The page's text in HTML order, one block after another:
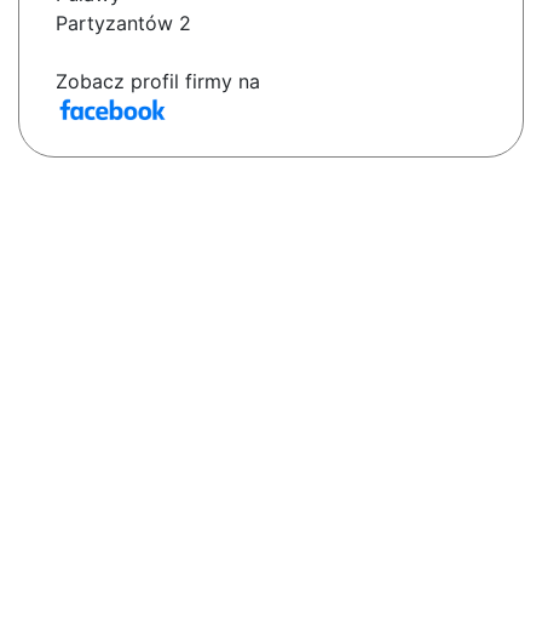
Partyzantów 2
Zobacz profil firmy na